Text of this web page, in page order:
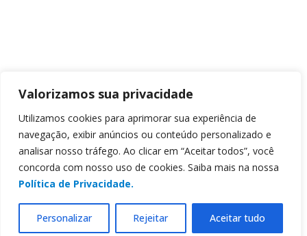
Valorizamos sua privacidade
Utilizamos cookies para aprimorar sua experiência de
navegação, exibir anúncios ou conteúdo personalizado e
analisar nosso tráfego. Ao clicar em “Aceitar todos”, você
concorda com nosso uso de cookies. Saiba mais na nossa
Política de Privacidade.
Personalizar Rejeitar Aceitar tudo